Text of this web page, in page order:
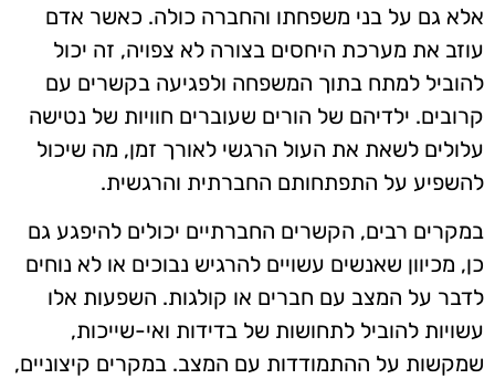
אלא גם על בני משפחתו והחברה כולה. כאשר אדם
עוזב את מערכת היחסים בצורה לא צפויה, זה יכול
להוביל למתח בתוך המשפחה ולפגיעה בקשרים עם
קרובים. ילדיהם של הורים שעוברים חוויות של נטישה
עלולים לשאת את העול הרגשי לאורך זמן, מה שיכול
להשפיע על התפתחותם החברתית והרגשית.
במקרים רבים, הקשרים החברתיים יכולים להיפגע גם
כן, מכיוון שאנשים עשויים להרגיש נבוכים או לא נוחים
לדבר על המצב עם חברים או קולגות. השפעות אלו
עשויות להוביל לתחושות של בדידות ואי-שייכות,
שמקשות על ההתמודדות עם המצב. במקרים קיצוניים,